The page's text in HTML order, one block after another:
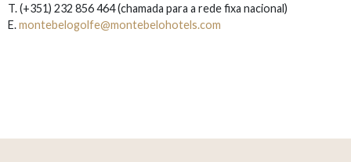
T. (+351) 232 856 464 (chamada para a rede fixa nacional)
E.montebelogolfe@montebelohotels.com